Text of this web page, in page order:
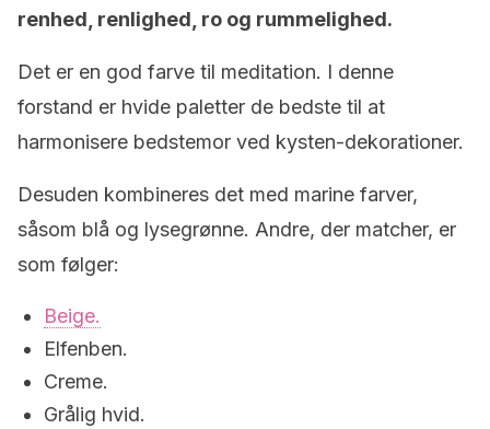
renhed, renlighed, ro og rummelighed.
Det er en god farve til meditation. I denne
forstand er hvide paletter de bedste til at
harmonisere bedstemor ved kysten-dekorationer.
Desuden kombineres det med marine farver,
såsom blå og lysegrønne. Andre, der matcher, er
som følger:
Beige.
Elfenben.
Creme.
Grålig hvid.